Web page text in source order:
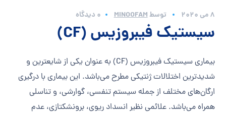
8 می 2020 توسطMINOOFAM 0 دیدگاه
سیستیک فیبروزیس (CF)
بیماری سیستیک فیبروزیس (CF) به عنوان یكی از شایعترین و
شدیدترین اختلالات ژنتیكی مطرح می‌باشد. این بیماری با درگیری
ارگان‌های مختلف از جمله سیستم تنفسی، گوارشی، و تناسلی
همراه می‌باشد. علائمی نظیر انسداد ریوی، برونشکتازی، عدم